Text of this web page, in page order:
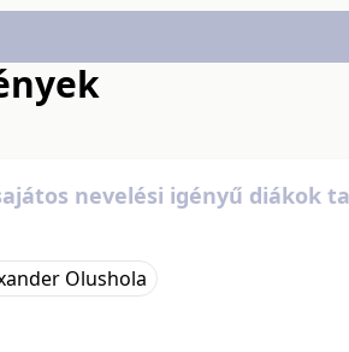
nevelési igényű diákok
Olushola